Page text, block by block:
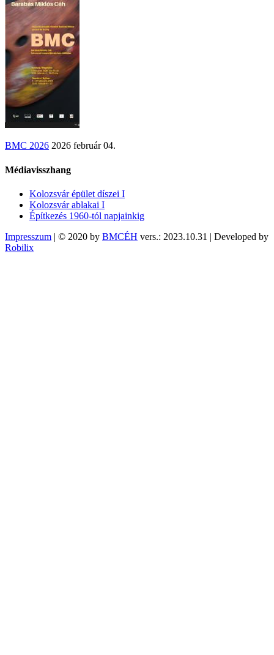
BMC 2026 2026 február 04.
Médiavisszhang
Kolozsvár épület díszei I
Kolozsvár ablakai I
Építkezés 1960-tól napjainkig
Impresszum | © 2020 by BMCÉH vers.: 2023.10.31 | Developed by
Robilix